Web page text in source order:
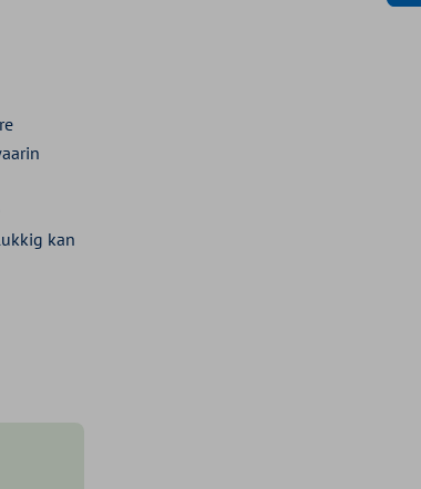
kan